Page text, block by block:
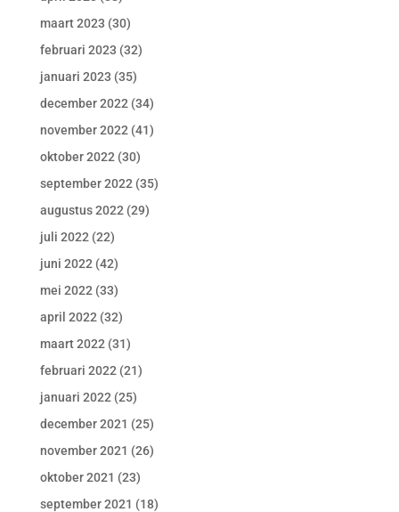
maart 2023 (30)
februari 2023 (32)
januari 2023 (35)
december 2022 (34)
november 2022 (41)
oktober 2022 (30)
september 2022 (35)
augustus 2022 (29)
juli 2022 (22)
juni 2022 (42)
mei 2022 (33)
april 2022 (32)
maart 2022 (31)
februari 2022 (21)
januari 2022 (25)
december 2021 (25)
november 2021 (26)
oktober 2021 (23)
september 2021 (18)